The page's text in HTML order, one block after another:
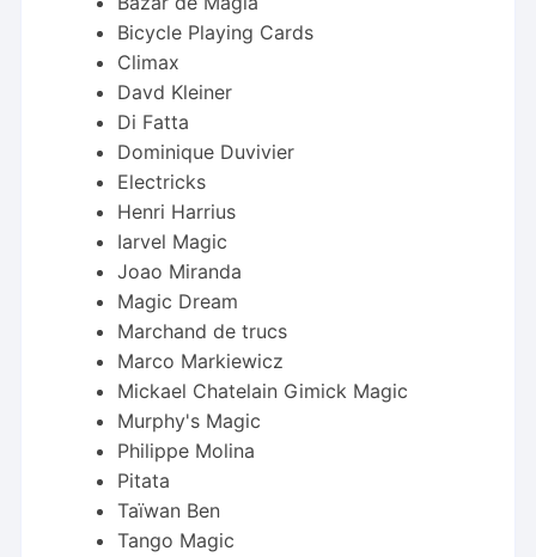
Bicycle Playing Cards
Climax
Davd Kleiner
Di Fatta
Dominique Duvivier
Electricks
Henri Harrius
Iarvel Magic
Joao Miranda
Magic Dream
Marchand de trucs
Marco Markiewicz
Mickael Chatelain Gimick Magic
Murphy's Magic
Philippe Molina
Pitata
Taïwan Ben
Tango Magic